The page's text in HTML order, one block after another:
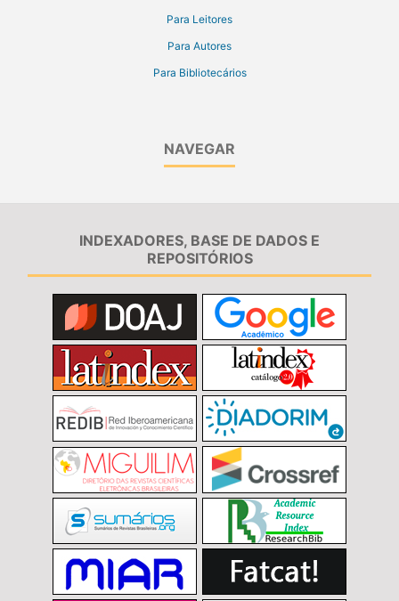
Para Leitores
Para Autores
Para Bibliotecários
NAVEGAR
INDEXADORES, BASE DE DADOS E
REPOSITÓRIOS